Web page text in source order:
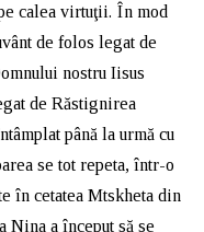
calea virtuţii. În mod
de folos legat de
nostru Iisus
de Răstignirea
până la urmă cu
se tot repeta, într-o
în cetatea Mtskheta din
a început să se